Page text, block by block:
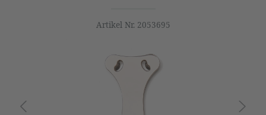
Artikel Nr. 2053695